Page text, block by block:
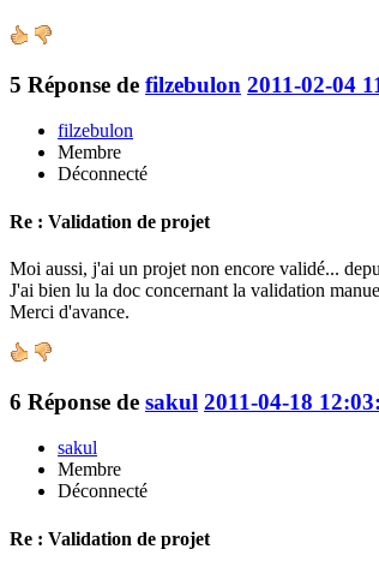
5 Réponse de filzebulon 2011-02-04
filzebulon
Membre
Déconnecté
Re : Validation de projet
Moi aussi, j'ai un projet non encore validé...
J'ai bien lu la doc concernant la validation
Merci d'avance.
6 Réponse de sakul 2011-04-18
sakul
Membre
Déconnecté
Re : Validation de projet